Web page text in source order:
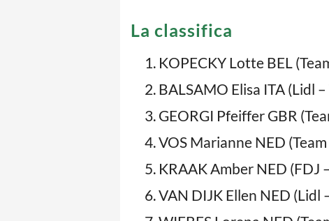
La classifica
KOPECKY Lotte BEL
BALSAMO Elisa ITA (Lidl
GEORGI Pfeiffer GBR
VOS Marianne NED
KRAAK Amber NED (FDJ
VAN DIJK Ellen NED (Lidl